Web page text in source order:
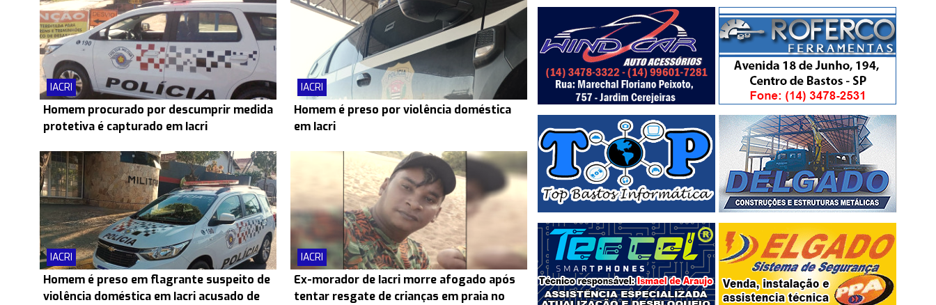
IACRI
Homem procurado por descumprir medida
protetiva é capturado em Iacri
IACRI
Homem é preso por violência doméstica
em Iacri
IACRI
Homem é preso em flagrante suspeito de
violência doméstica em Iacri acusado de
IACRI
Ex-morador de Iacri morre afogado após
tentar resgate de crianças em praia no